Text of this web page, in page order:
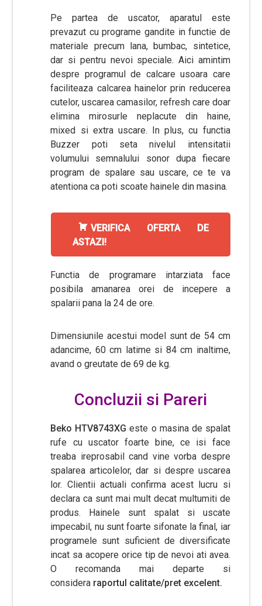
Pe partea de uscator, aparatul este
prevazut cu programe gandite in functie de
materiale precum lana, bumbac, sintetice,
dar si pentru nevoi speciale. Aici amintim
despre programul de calcare usoara care
faciliteaza calcarea hainelor prin reducerea
cutelor, uscarea camasilor, refresh care doar
elimina mirosurle neplacute din haine,
mixed si extra uscare. In plus, cu functia
Buzzer poti seta nivelul intensitatii
volumului semnalului sonor dupa fiecare
program de spalare sau uscare, ce te va
atentiona ca poti scoate hainele din masina.
VERIFICA OFERTA DE
ASTAZI!
Functia de programare intarziata face
posibila amanarea orei de incepere a
spalarii pana la 24 de ore.
Dimensiunile acestui model sunt de 54 cm
adancime, 60 cm latime si 84 cm inaltime,
avand o greutate de 69 de kg.
Concluzii si Pareri
Beko HTV8743XGeste o masina de spalat
rufe cu uscator foarte bine, ce isi face
treaba ireprosabil cand vine vorba despre
spalarea articolelor, dar si despre uscarea
lor. Clientii actuali confirma acest lucru si
declara ca sunt mai mult decat multumiti de
produs. Hainele sunt spalat si uscate
impecabil, nu sunt foarte sifonate la final, iar
programele sunt suficient de diversificate
incat sa acopere orice tip de nevoi ati avea.
O recomanda mai departe si
considera raportul calitate/pret excelent.